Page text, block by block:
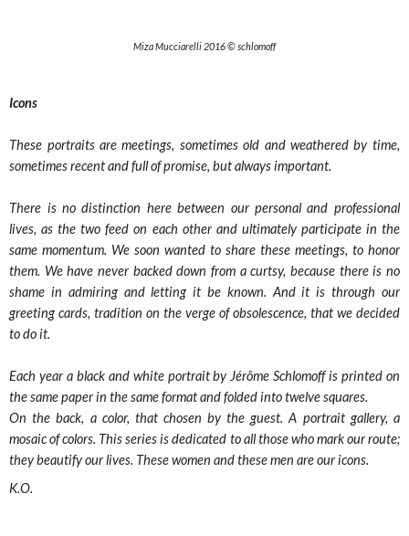
Miza Mucciarelli 2016 © schlomoff
Icons
These portraits are meetings, sometimes old and weathered by time,
sometimes recent and full of promise, but always important.
There is no distinction here between our personal and professional
lives, as the two feed on each other and ultimately participate in the
same momentum. We soon wanted to share these meetings, to honor
them. We have never backed down from a curtsy, because there is no
shame in admiring and letting it be known. And it is through our
greeting cards, tradition on the verge of obsolescence, that we decided
to do it.
Each year a black and white portrait by Jérôme Schlomoff is printed on
the same paper in the same format and folded into twelve squares.
On the back, a color, that chosen by the guest. A portrait gallery, a
mosaic of colors. This series is dedicated to all those who mark our route;
they beautify our lives. These women and these men are our icons.
K.O.